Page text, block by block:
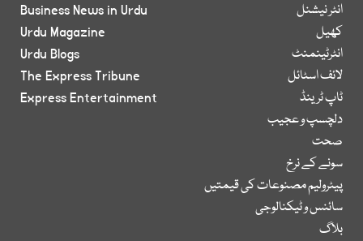
انٹر نیشنل
کھیل
انٹرٹینمنٹ
لائف اسٹائل
ٹاپ ٹرینڈ
دلچسپ و عجیب
صحت
سونے کے نرخ
پیٹرولیم مصنوعات کی قیمتیں
سائنس و ٹیکنالوجی
بلاگ
Business News in Urdu
Urdu Magazine
Urdu Blogs
The Express Tribune
Express Entertainment